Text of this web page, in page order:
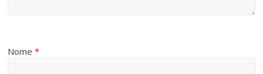
Nome*